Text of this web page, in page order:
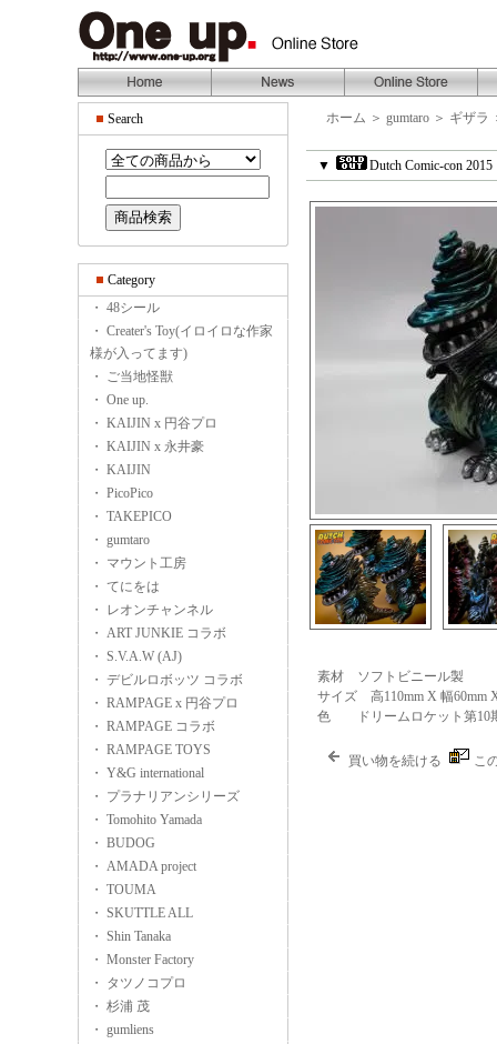
Search
Category
・ 48シール
・ Creater's Toy(イロイロな作家
様が入ってます)
・ ご当地怪獣
・ One up.
・ KAIJIN x 円谷プロ
・ KAIJIN x 永井豪
・ KAIJIN
・ PicoPico
・ TAKEPICO
・ gumtaro
・ マウント工房
・ てにをは
・ レオンチャンネル
・ ART JUNKIE コラボ
・ S.V.A.W (AJ)
・ デビルロボッツ コラボ
・ RAMPAGE x 円谷プロ
・ RAMPAGE コラボ
・ RAMPAGE TOYS
・ Y&G international
・ プラナリアンシリーズ
・ Tomohito Yamada
・ BUDOG
・ AMADA project
・ TOUMA
・ SKUTTLE ALL
・ Shin Tanaka
・ Monster Factory
・ タツノコプロ
・ 杉浦 茂
・ gumliens
ホーム ＞ gumtaro ＞ ギザラ
▼ Dutch Comic-con
素材 ソフトビニール製
サイズ 高110mm X 幅60mm
色 ドリームロケット第10
買い物を続ける こ